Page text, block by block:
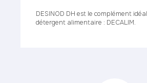
DESINOD DH est le complément
détergent alimentaire : DECALIM.